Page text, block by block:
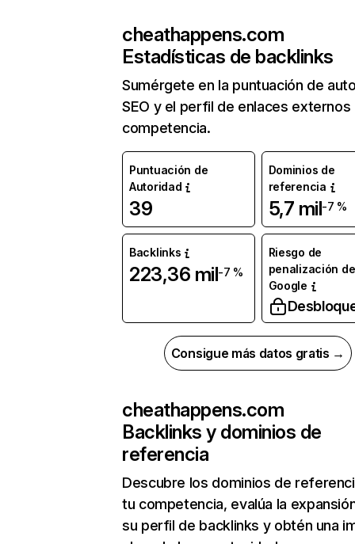
cheathappens.com
Estadísticas de backlinks
Sumérgete en la puntuación de
SEO y el perfil de enlaces externos
competencia.
Puntuación de
Autoridad
39
Dominios de
referencia
5,7 mil-7 %
Backlinks
223,36 mil-7 %
Riesgo de
penalización de
Google
Consigue más datos gratis →
cheathappens.com
Backlinks y dominios de
referencia
Descubre los dominios de
tu competencia, evalúa la
su perfil de backlinks y obtén una